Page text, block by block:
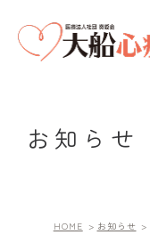
お知らせ
HOME お知らせ